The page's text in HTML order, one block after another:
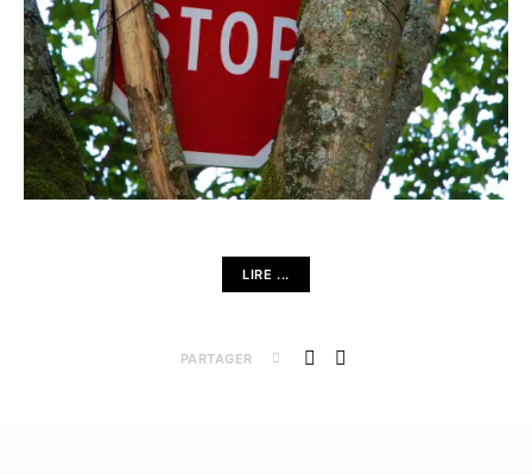
LIRE ...
PARTAGER